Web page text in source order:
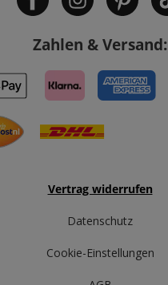
Zahlen & Versand:
Vertrag widerrufen
Datenschutz
Cookie-Einstellungen